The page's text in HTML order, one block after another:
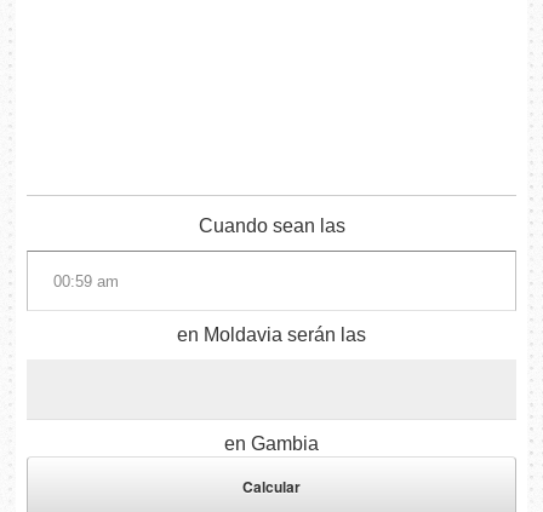
Cuando sean las
en Moldavia serán las
en Gambia